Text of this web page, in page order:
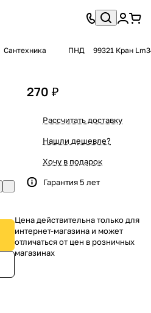
Сантехника ПНД 99321 Кран
270 ₽
Рассчитать доставку
Нашли дешевле?
Хочу в подарок
Гарантия 5 лет
Цена действительна только для
интернет-магазина и может
отличаться от цен в розничных
магазинах